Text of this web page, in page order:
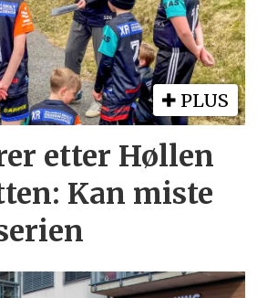
PLUS
etter Høllen
Kan miste